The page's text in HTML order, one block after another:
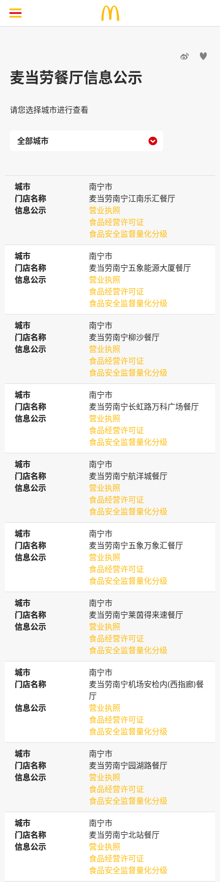
 
麦当劳餐厅信息公示
请您选择城市进行查看

城市
城市
南宁市
门店名称
门店名称
麦当劳南宁江南乐汇餐厅
信息公示
信息公示
营业执照
食品经营许可证
食品安全监督量化分级
城市
城市
南宁市
门店名称
门店名称
麦当劳南宁五象能源大厦餐厅
信息公示
信息公示
营业执照
食品经营许可证
食品安全监督量化分级
城市
城市
南宁市
门店名称
门店名称
麦当劳南宁柳沙餐厅
信息公示
信息公示
营业执照
食品经营许可证
食品安全监督量化分级
城市
城市
南宁市
门店名称
门店名称
麦当劳南宁长虹路万科广场餐厅
信息公示
信息公示
营业执照
食品经营许可证
食品安全监督量化分级
城市
城市
南宁市
门店名称
门店名称
麦当劳南宁航洋城餐厅
信息公示
信息公示
营业执照
食品经营许可证
食品安全监督量化分级
城市
城市
南宁市
门店名称
门店名称
麦当劳南宁五象万象汇餐厅
信息公示
信息公示
营业执照
食品经营许可证
食品安全监督量化分级
城市
城市
南宁市
门店名称
门店名称
麦当劳南宁莱茵得来速餐厅
信息公示
信息公示
营业执照
食品经营许可证
食品安全监督量化分级
城市
城市
南宁市
门店名称
门店名称
麦当劳南宁机场安检内(西指廊)餐
厅
信息公示
信息公示
营业执照
食品经营许可证
食品安全监督量化分级
城市
城市
南宁市
门店名称
门店名称
麦当劳南宁园湖路餐厅
信息公示
信息公示
营业执照
食品经营许可证
食品安全监督量化分级
城市
城市
南宁市
门店名称
门店名称
麦当劳南宁北站餐厅
信息公示
信息公示
营业执照
食品经营许可证
食品安全监督量化分级